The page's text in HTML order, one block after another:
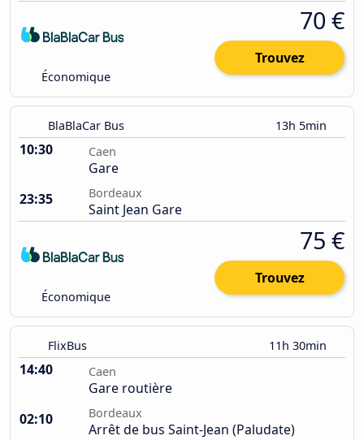
Économique
70 €
Trouvez
BlaBlaCar Bus 13h 5min
10:30 Caen
Gare
23:35
Bordeaux
Saint Jean Gare
Économique
75 €
Trouvez
FlixBus 11h 30min
14:40 Caen
Gare routière
02:10
Bordeaux
Arrêt de bus Saint-Jean (Paludate)